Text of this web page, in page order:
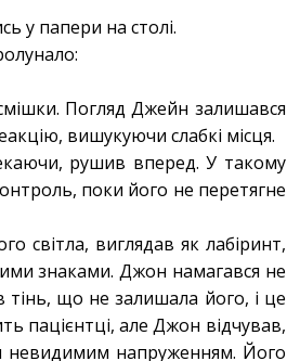
у папери на столі.
Погляд Джейн залишався
вишукуючи слабкі місця.
рушив вперед. У такому
поки його не перетягне
світла, виглядав як лабіринт,
знаками. Джон намагався не
що не залишала його, і це
пацієнтці, але Джон відчував,
невидимим напруженням. Його